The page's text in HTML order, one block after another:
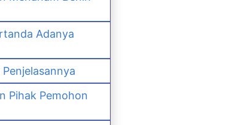
Adanya
Pihak Pemohon